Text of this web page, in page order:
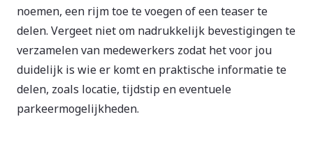
noemen, een rijm toe te voegen of een teaser te
delen. Vergeet niet om nadrukkelijk bevestigingen te
verzamelen van medewerkers zodat het voor jou
duidelijk is wie er komt en praktische informatie te
delen, zoals locatie, tijdstip en eventuele
parkeermogelijkheden.